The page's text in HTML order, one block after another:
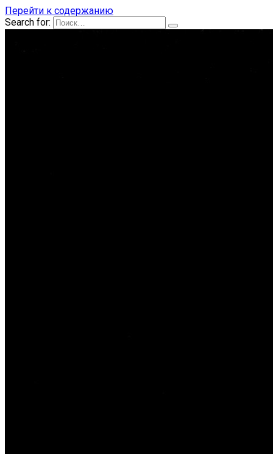
Перейти к содержанию
Search for: